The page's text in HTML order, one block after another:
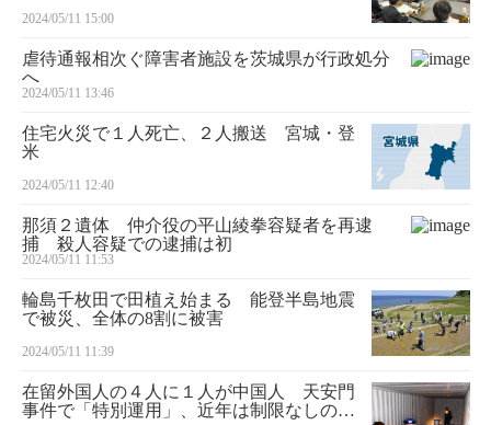
入国管理法の改正議論
2024/05/11 15:00
虐待通報相次ぐ障害者施設を茨城県が行政処分
へ
2024/05/11 13:46
住宅火災で１人死亡、２人搬送 宮城・登
米
2024/05/11 12:40
那須２遺体 仲介役の平山綾拳容疑者を再逮
捕 殺人容疑での逮捕は初
2024/05/11 11:53
輪島千枚田で田植え始まる 能登半島地震
で被災、全体の8割に被害
2024/05/11 11:39
在留外国人の４人に１人が中国人 天安門
事件で「特別運用」、近年は制限なしの永